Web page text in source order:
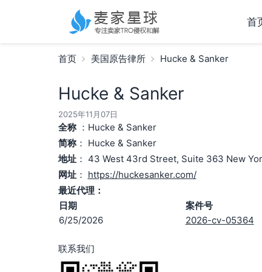
首
首页 美国原告律所 Hucke & Sanker
Hucke & Sanker
2025年11月07日
全称：Hucke & Sanker
简称： Hucke & Sanker
地址： 43 West 43rd Street, Suite 363 New
网址： https://huckesanker.com/
最近代理：
日期
案件号
6/25/2026
2026-cv-05364
联系我们